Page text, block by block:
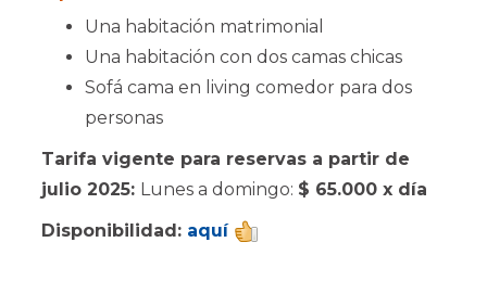
Una habitación matrimonial
Una habitación con dos camas chicas
Sofá cama en living comedor para dos
personas
Tarifa vigente para reservas a partir de
julio 2025: Lunes a domingo: $ 65.000 x día
Disponibilidad: aquí